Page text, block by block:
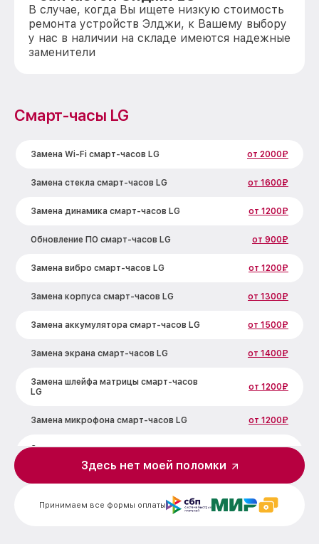
В случае, когда Вы ищете низкую стоимость
ремонта устройств Элджи, к Вашему выбору
у нас в наличии на складе имеются надежные
заменители
Смарт-часы LG
Замена Wi-Fi смарт-часов LG от 2000₽
Замена стекла смарт-часов LG от 1600₽
Замена динамика смарт-часов LG от 1200₽
Обновление ПО смарт-часов LG от 900₽
Замена вибро смарт-часов LG от 1200₽
Замена корпуса смарт-часов LG от 1300₽
Замена аккумулятора смарт-часов LG от 1500₽
Замена экрана смарт-часов LG от 1400₽
Замена шлейфа матрицы смарт-часов
LG
от 1200₽
Замена микрофона смарт-часов LG от 1200₽
Замена кнопки включения смарт-часов
Принимаем все формы оплаты
Здесь нет моей поломки